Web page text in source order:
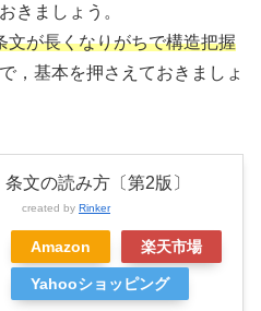
きましょう。
文が長くなりがちで構造把握
，基本を押さえておきましょ
条文の読み方〔第2版〕
created by Rinker
Amazon 楽天市場
Yahooショッピング